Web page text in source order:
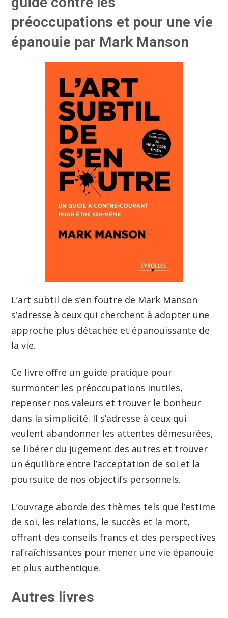
préoccupations et pour une vie
épanouie par Mark Manson
L’art subtil de s’en foutre de Mark Manson
s’adresse à ceux qui cherchent à adopter une
approche plus détachée et épanouissante de
la vie.
Ce livre offre un guide pratique pour
surmonter les préoccupations inutiles,
repenser nos valeurs et trouver le bonheur
dans la simplicité. Il s’adresse à ceux qui
veulent abandonner les attentes démesurées,
se libérer du jugement des autres et trouver
un équilibre entre l’acceptation de soi et la
poursuite de nos objectifs personnels.
L’ouvrage aborde des thèmes tels que l’estime
de soi, les relations, le succès et la mort,
offrant des conseils francs et des perspectives
rafraîchissantes pour mener une vie épanouie
et plus authentique.
Autres livres